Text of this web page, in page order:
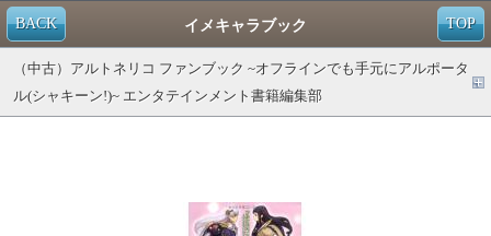
TOP
BACK イメキャラブック
（中古）アルトネリコ ファンブック ~オフラインでも手元にアルポータ
ル(シャキーン!)~ エンタテインメント書籍編集部